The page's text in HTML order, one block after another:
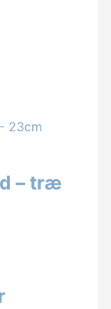
– træ